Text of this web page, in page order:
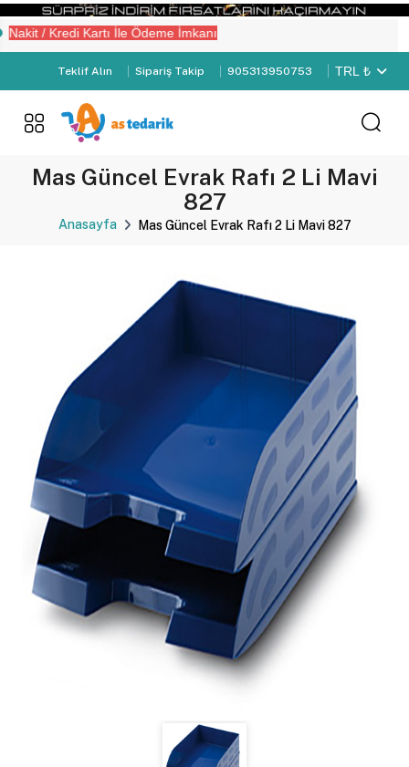
yapın.
/ Kredi Kartı İle Ödeme İmkanı
Teklif Alın Sipariş Takip 905313950753 TRL ₺
Mas Güncel Evrak Rafı 2 Li Mavi
827
Anasayfa Mas Güncel Evrak Rafı 2 Li Mavi 827